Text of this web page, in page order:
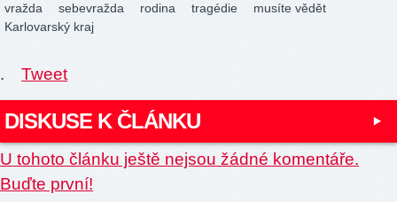
vražda sebevražda rodina tragédie
musíte vědět
Karlovarský kraj
. Tweet
DISKUSE K ČLÁNKU
U tohoto článku ještě nejsou žádné komentáře.
Buďte první!